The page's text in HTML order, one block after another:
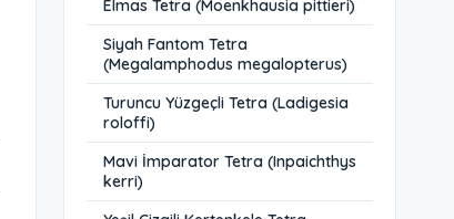
Elmas Tetra (Moenkhausia pittieri)
Siyah Fantom Tetra
(Megalamphodus megalopterus)
Turuncu Yüzgeçli Tetra (Ladigesia
roloffi)
Mavi İmparator Tetra (Inpaichthys
kerri)